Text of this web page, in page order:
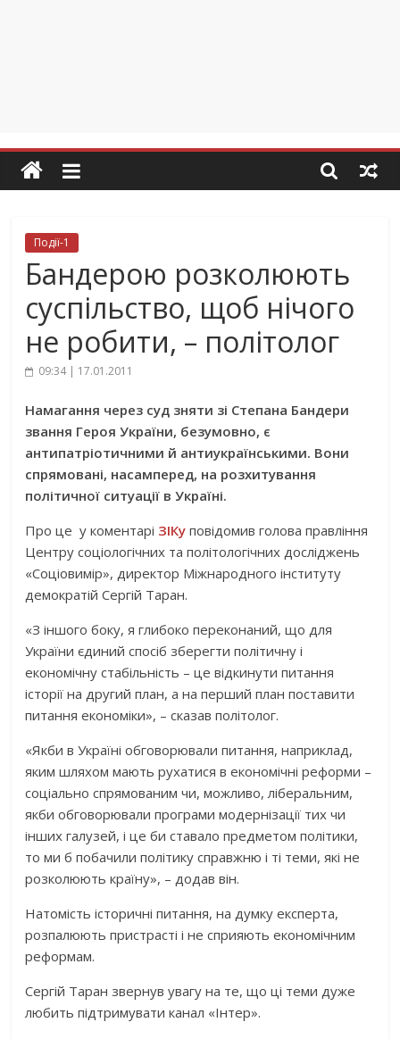
Події-1
Бандерою розколюють
суспільство, щоб нічого
не робити, – політолог
09:34 | 17.01.2011
Намагання через суд зняти зі Степана Бандери
звання Героя України, безумовно, є
антипатріотичними й антиукраїнськими. Вони
спрямовані, насамперед, на розхитування
політичної ситуації в Україні.
Про це у коментарі ЗІКу повідомив голова правління
Центру соціологічних та політологічних досліджень
«Соціовимір», директор Міжнародного інституту
демократій Сергій Таран.
«З іншого боку, я глибоко переконаний, що для
України єдиний спосіб зберегти політичну і
економічну стабільність – це відкинути питання
історії на другий план, а на перший план поставити
питання економіки», – сказав політолог.
«Якби в Україні обговорювали питання, наприклад,
яким шляхом мають рухатися в економічні реформи –
соціально спрямованим чи, можливо, ліберальним,
якби обговорювали програми модернізації тих чи
інших галузей, і це би ставало предметом політики,
то ми б побачили політику справжню і ті теми, які не
розколюють країну», – додав він.
Натомість історичні питання, на думку експерта,
розпалюють пристрасті і не сприяють економічним
реформам.
Сергій Таран звернув увагу на те, що ці теми дуже
любить підтримувати канал «Інтер».